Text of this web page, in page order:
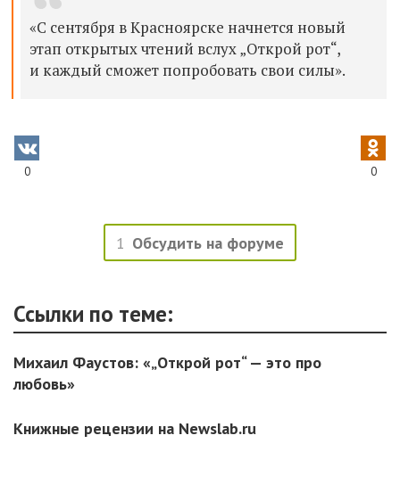
«С сентября в Красноярске начнется новый
этап открытых чтений вслух „Открой рот“,
и каждый сможет попробовать свои силы».
0 0
1 Обсудить на форуме
Ссылки по теме:
Михаил Фаустов: «„Открой рот“ — это про
любовь»
Книжные рецензии на Newslab.ru